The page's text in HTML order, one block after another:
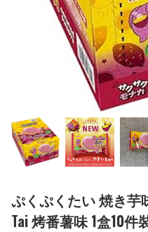
ぷくぷくたい 焼き芋
Tai 烤番薯味 1盒10件